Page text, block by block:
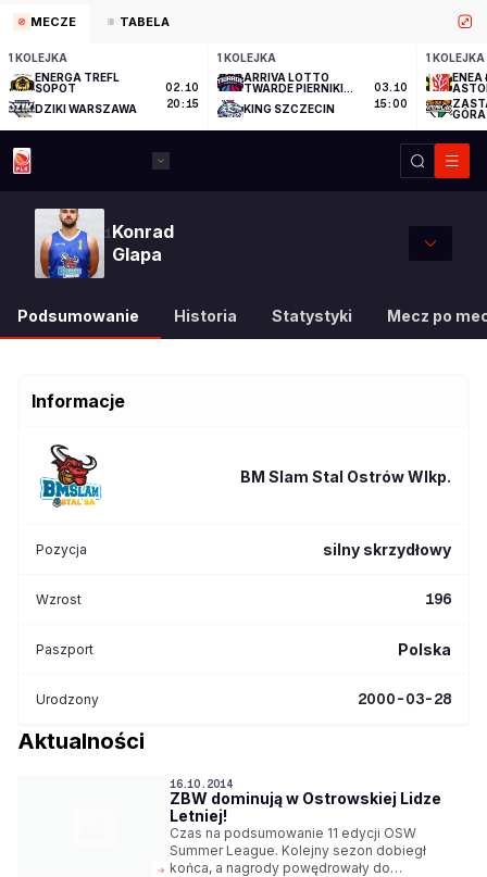
MECZE TABELA
1 KOLEJKA
ENERGA TREFL
SOPOT
DZIKI WARSZAWA
02.10
20:15
1 KOLEJKA
ARRIVA LOTTO
TWARDE PIERNIKI
KING SZCZECIN
03.10
15:00
1 KOLEJKA
ENEA
GÓRA
1Konrad
Glapa
Podsumowanie Historia Statystyki Mecz po
Informacje
BM Slam Stal Ostrów Wlkp.
Pozycja silny skrzydłowy
Wzrost 196
Paszport Polska
Urodzony 2000-03-28
Aktualności
16.10.2014
ZBW dominują w Ostrowskiej Lidze
Letniej!
Czas na podsumowanie 11 edycji OSW
Summer League. Kolejny sezon dobiegł
końca, a nagrody powędrowały do